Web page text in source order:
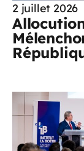
2 juillet 2026